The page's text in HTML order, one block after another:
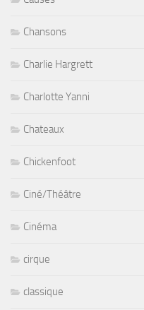
Chansons
Charlie Hargrett
Charlotte Yanni
Chateaux
Chickenfoot
Ciné/Théâtre
Cinéma
cirque
classique